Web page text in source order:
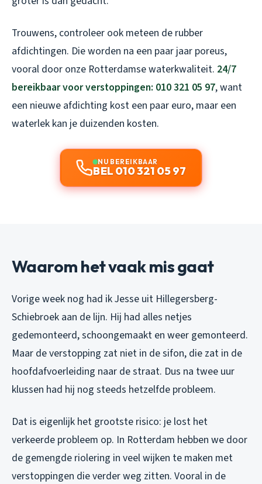
Trouwens, controleer ook meteen de rubber
afdichtingen. Die worden na een paar jaar poreus,
vooral door onze Rotterdamse waterkwaliteit. 24/7
bereikbaar voor verstoppingen: 010 321 05 97, want
een nieuwe afdichting kost een paar euro, maar een
waterlek kan je duizenden kosten.
NU BEREIKBAAR
BEL 010 321 05 97
Waarom het vaak mis gaat
Vorige week nog had ik Jesse uit Hillegersberg-
Schiebroek aan de lijn. Hij had alles netjes
gedemonteerd, schoongemaakt en weer gemonteerd.
Maar de verstopping zat niet in de sifon, die zat in de
hoofdafvoerleiding naar de straat. Dus na twee uur
klussen had hij nog steeds hetzelfde probleem.
Dat is eigenlijk het grootste risico: je lost het
verkeerde probleem op. In Rotterdam hebben we door
de gemengde riolering in veel wijken te maken met
verstoppingen die verder weg zitten. Vooral in de